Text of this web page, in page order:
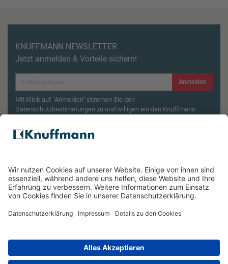
KNUFFMANN NEWSLETTER
Jetzt anmelden & Vorteile sichern!
Anmelden
Mit Klick auf "Anmelden" stimmen Sie den
Datenschutzbestimmungen zu und willigen ein den Knuffmann
Aktionsbedingungen¹
Wasserkocher